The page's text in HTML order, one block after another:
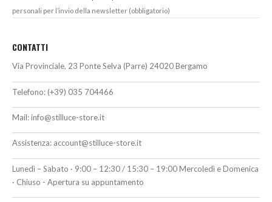
personali per l’invio della newsletter (obbligatorio)
CONTATTI
Via Provinciale, 23 Ponte Selva (Parre) 24020 Bergamo
Telefono: (+39) 035 704466
Mail:info@stilluce-store.it
Assistenza: account@stilluce-store.it
Lunedì – Sabato · 9:00 – 12:30 / 15:30 – 19:00 Mercoledì e Domenica
· Chiuso - Apertura su appuntamento